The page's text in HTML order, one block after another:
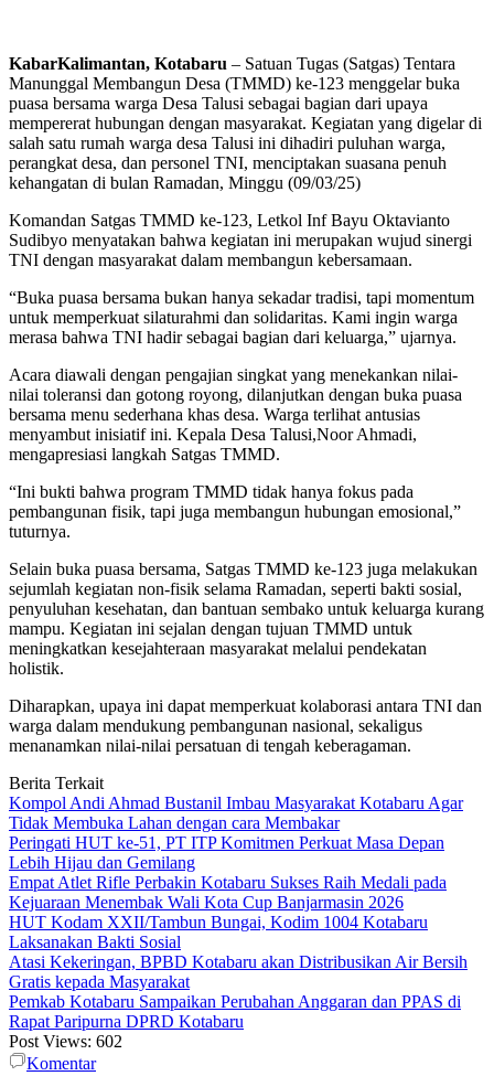
KabarKalimantan, Kotabaru – Satuan Tugas (Satgas) Tentara
Manunggal Membangun Desa (TMMD) ke-123 menggelar buka
puasa bersama warga Desa Talusi sebagai bagian dari upaya
mempererat hubungan dengan masyarakat. Kegiatan yang digelar di
salah satu rumah warga desa Talusi ini dihadiri puluhan warga,
perangkat desa, dan personel TNI, menciptakan suasana penuh
kehangatan di bulan Ramadan, Minggu (09/03/25)
Komandan Satgas TMMD ke-123, Letkol Inf Bayu Oktavianto
Sudibyo menyatakan bahwa kegiatan ini merupakan wujud sinergi
TNI dengan masyarakat dalam membangun kebersamaan.
“Buka puasa bersama bukan hanya sekadar tradisi, tapi momentum
untuk memperkuat silaturahmi dan solidaritas. Kami ingin warga
merasa bahwa TNI hadir sebagai bagian dari keluarga,” ujarnya.
Acara diawali dengan pengajian singkat yang menekankan nilai-
nilai toleransi dan gotong royong, dilanjutkan dengan buka puasa
bersama menu sederhana khas desa. Warga terlihat antusias
menyambut inisiatif ini. Kepala Desa Talusi,Noor Ahmadi,
mengapresiasi langkah Satgas TMMD.
“Ini bukti bahwa program TMMD tidak hanya fokus pada
pembangunan fisik, tapi juga membangun hubungan emosional,”
tuturnya.
Selain buka puasa bersama, Satgas TMMD ke-123 juga melakukan
sejumlah kegiatan non-fisik selama Ramadan, seperti bakti sosial,
penyuluhan kesehatan, dan bantuan sembako untuk keluarga kurang
mampu. Kegiatan ini sejalan dengan tujuan TMMD untuk
meningkatkan kesejahteraan masyarakat melalui pendekatan
holistik.
Diharapkan, upaya ini dapat memperkuat kolaborasi antara TNI dan
warga dalam mendukung pembangunan nasional, sekaligus
menanamkan nilai-nilai persatuan di tengah keberagaman.
Berita Terkait
Kompol Andi Ahmad Bustanil Imbau Masyarakat Kotabaru Agar
Tidak Membuka Lahan dengan cara Membakar
Peringati HUT ke-51, PT ITP Komitmen Perkuat Masa Depan
Lebih Hijau dan Gemilang
Empat Atlet Rifle Perbakin Kotabaru Sukses Raih Medali pada
Kejuaraan Menembak Wali Kota Cup Banjarmasin 2026
HUT Kodam XXII/Tambun Bungai, Kodim 1004 Kotabaru
Laksanakan Bakti Sosial
Atasi Kekeringan, BPBD Kotabaru akan Distribusikan Air Bersih
Gratis kepada Masyarakat
Pemkab Kotabaru Sampaikan Perubahan Anggaran dan PPAS di
Rapat Paripurna DPRD Kotabaru
Post Views: 602
Komentar